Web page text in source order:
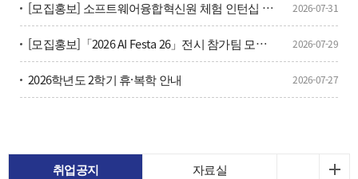
[모집홍보] 소프트웨어융합혁신원 체험 인턴십 모집(상시) 2026-07-31
[모집홍보]「2026 AI Festa 26」전시 참가팀 모집(~8/20(목)) 2026-07-29
2026학년도 2학기 휴·복학 안내 2026-07-27
취업공지
자료실